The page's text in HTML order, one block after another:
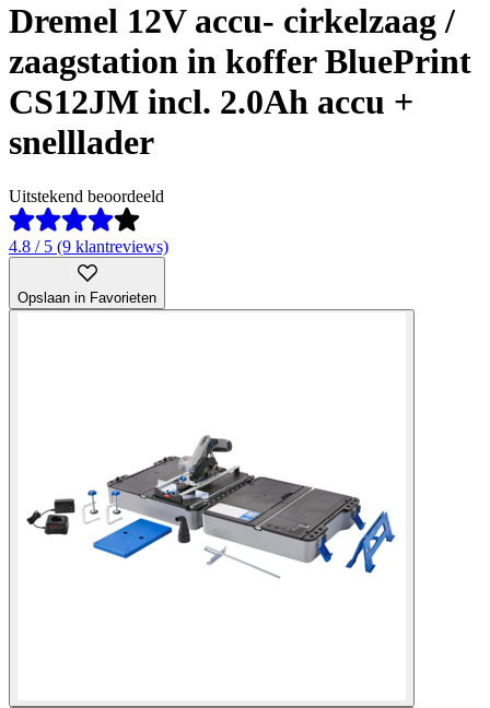
Dremel 12V accu- cirkelzaag /
zaagstation in koffer BluePrint
CS12JM incl. 2.0Ah accu +
snelllader
Uitstekend beoordeeld
4.8 / 5 (9 klantreviews)
Opslaan in Favorieten